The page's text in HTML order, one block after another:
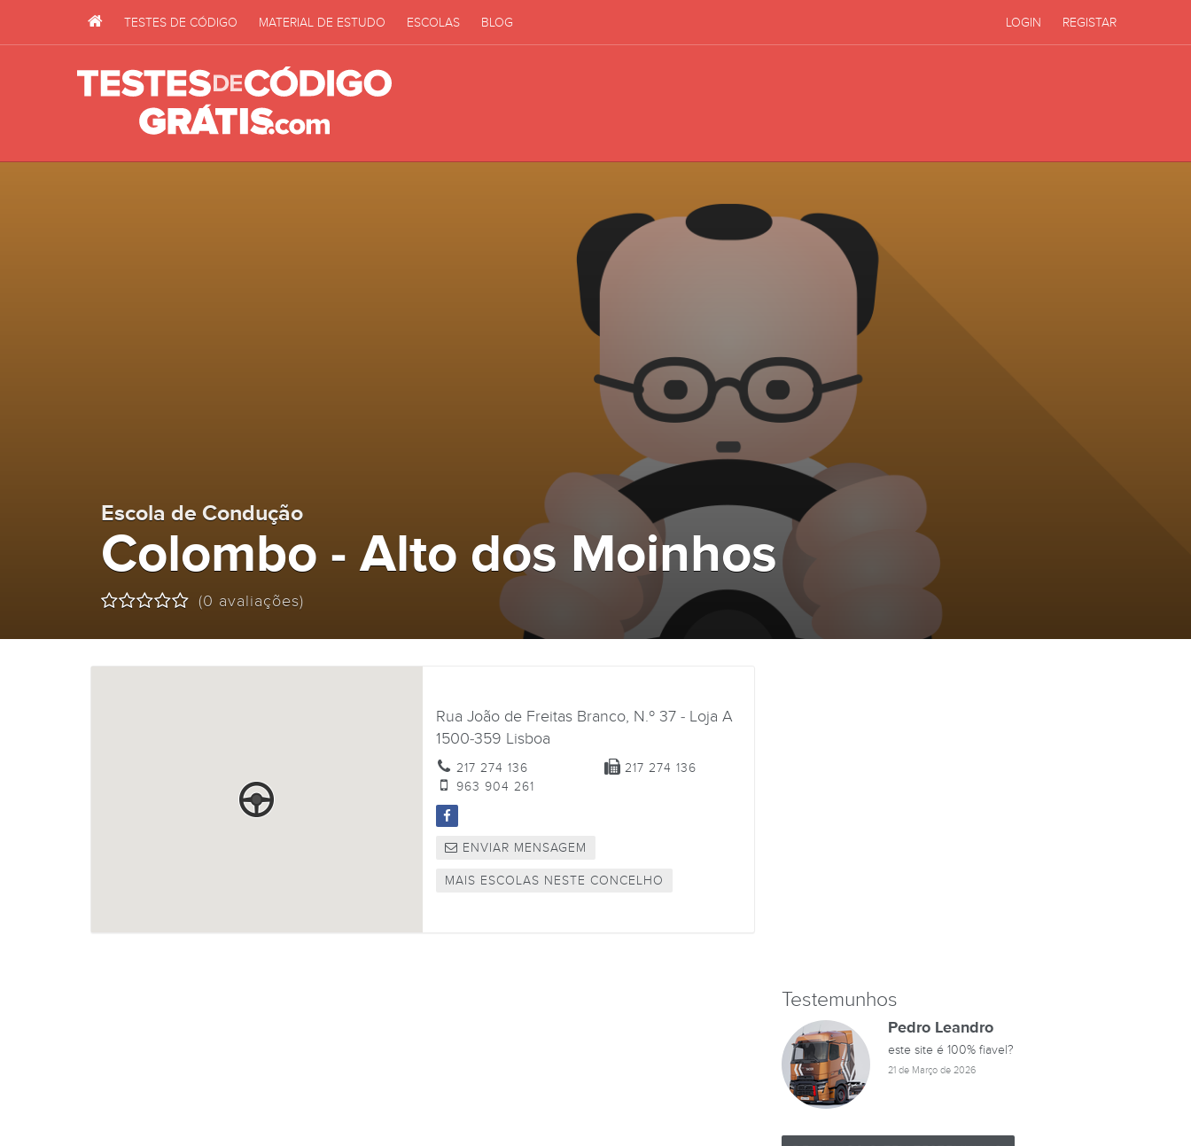
TESTES DE CÓDIGO MATERIAL DE ESTUDO ESCOLAS BLOG LOGIN REGISTAR
Escola de Condução
Colombo - Alto dos Moinhos
(0 avaliações)
Rua João de Freitas Branco, N.º 37 - Loja A
1500-359 Lisboa
217 274 136
217 274 136
963 904 261
ENVIAR MENSAGEM
MAIS ESCOLAS NESTE CONCELHO
Testemunhos
Pedro Leandro
este site é 100% fiavel?
21 de Março de 2026